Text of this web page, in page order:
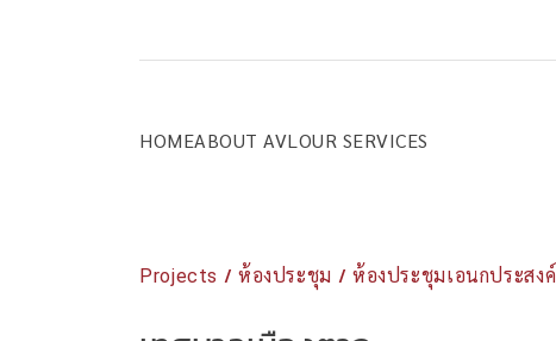
HOMEABOUT AVL OUR SERVICES
Projects / ห้องประชุม / ห้องประชุมเอนกประสงค์